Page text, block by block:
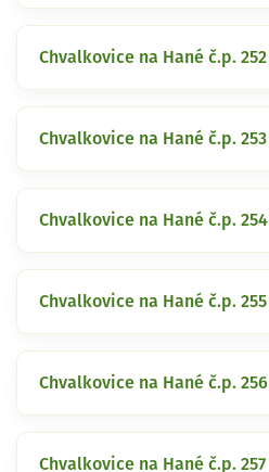
Chvalkovice na Hané č.p. 252
Chvalkovice na Hané č.p. 253
Chvalkovice na Hané č.p. 254
Chvalkovice na Hané č.p. 255
Chvalkovice na Hané č.p. 256
Chvalkovice na Hané č.p. 257